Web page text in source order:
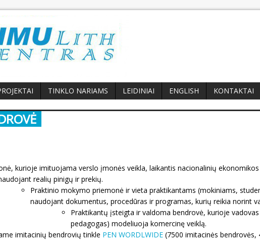
TINKLO NARIAMS LEIDINIAI ENGLISH KONTAKTAI
kurioje imituojama verslo įmonės veikla, laikantis nacionalinių
realių pinigų ir prekių.
Praktinio mokymo priemonė ir vieta praktikantams (mokiniams,
naudojant dokumentus, procedūras ir programas, kurių reikia norint
Praktikantų įsteigta ir valdoma bendrovė, kurioje
pedagogas) modeliuoja komercinę veiklą.
imitacinių bendrovių tinkle PEN WORDLWIDE (7500 imitacinės